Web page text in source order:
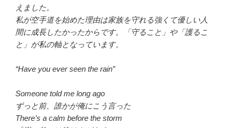
えました。
私が空手道を始めた理由は家族を守れる強くて優しい人
間に成長したかったからです。「守ること」や「護るこ
と」が私の軸となっています。
“Have you ever seen the rain”
Someone told me long ago
ずっと前、誰かが俺にこう言った
There’s a calm before the storm